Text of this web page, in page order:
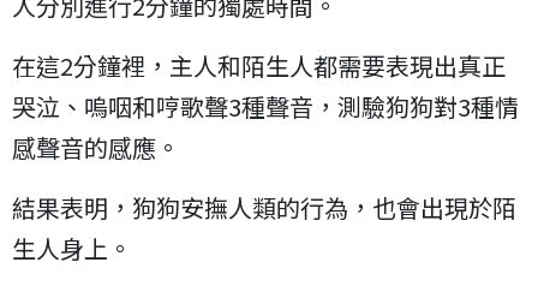
在這2分鐘裡，主人和陌生人都需要表現出真正
哭泣、嗚咽和哼歌聲3種聲音，測驗狗狗對3種情
感聲音的感應。
結果表明，狗狗安撫人類的行為，也會出現於陌
生人身上。